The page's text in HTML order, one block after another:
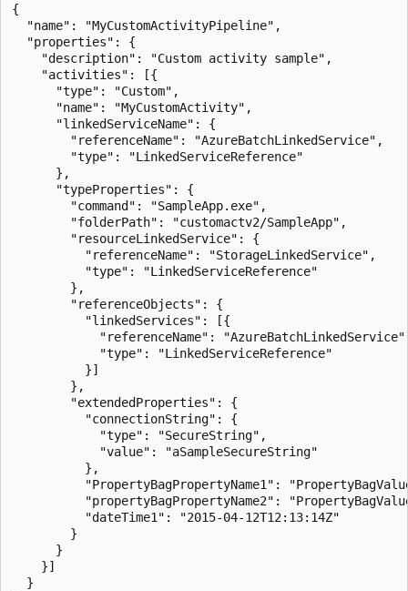
{
  "name": "MyCustomActivityPipeline",
  "properties": {
    "description": "Custom activity sample",
    "activities": [{
      "type": "Custom",
      "name": "MyCustomActivity",
      "linkedServiceName": {
        "referenceName": "AzureBatchLinkedService",
        "type": "LinkedServiceReference"
      },
      "typeProperties": {
        "command": "SampleApp.exe",
        "folderPath": "customactv2/SampleApp",
        "resourceLinkedService": {
          "referenceName": "StorageLinkedService",
          "type": "LinkedServiceReference"
        },
        "referenceObjects": {
          "linkedServices": [{
"referenceName":
            "type": "LinkedServiceReference"
          }]
        },
        "extendedProperties": {
          "connectionString": {
            "type": "SecureString",
            "value": "aSampleSecureString"
          },
"PropertyBagPropertyName1":
"propertyBagPropertyName2":
          "dateTime1": "2015-04-12T12:13:14Z"
        }
      }
    }]
  }